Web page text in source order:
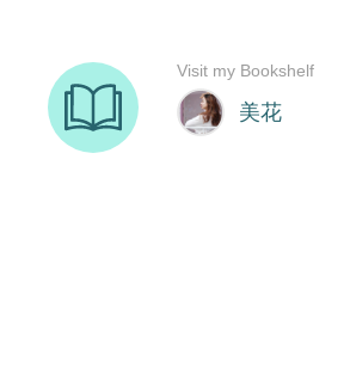
美花
Visit my Bookshelf